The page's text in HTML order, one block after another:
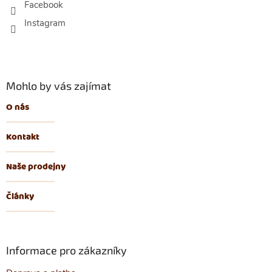
Facebook
Mohlo by vás zajímat
O nás
Kontakt
Naše prodejny
Články
Informace pro zákazníky